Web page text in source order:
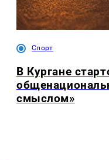
Спорт
В Кургане
смыслом»